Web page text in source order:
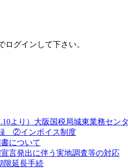
グインして下さい。
大阪国税局城東業務セン
②インボイス制度
について
言発出に伴う実地調査等の対応
限延長手続